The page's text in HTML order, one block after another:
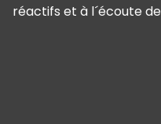
réactifs et à l´écoute